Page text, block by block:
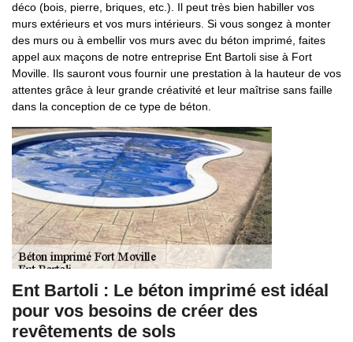
déco (bois, pierre, briques, etc.). Il peut très bien habiller vos
murs extérieurs et vos murs intérieurs. Si vous songez à monter
des murs ou à embellir vos murs avec du béton imprimé, faites
appel aux maçons de notre entreprise Ent Bartoli sise à Fort
Moville. Ils sauront vous fournir une prestation à la hauteur de vos
attentes grâce à leur grande créativité et leur maîtrise sans faille
dans la conception de ce type de béton.
Ent Bartoli : Le béton imprimé est idéal
pour vos besoins de créer des
revêtements de sols